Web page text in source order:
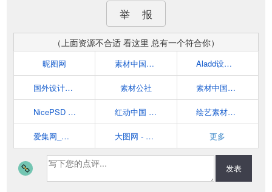
举 报
（上面资源不合适 看这里 总有一个符合你）
昵图网 素材中国_免费素材共享平台www.sccnn.com Aladd设计量贩铺 | 高品质设计、艺术、摄影、教程、插画类的分享平台
国外设计欣赏网站 - DOOOOR.com 素材公社 素材中国16素材网
NicePSD 优质设计素材下载站 红动中国 - 找设计！上红动 绘艺素材_素材,素材中国,图片素材,设计素材,矢量素材,素材网
爱集网_搜索国内外设计素材分享-发现图片创意设计灵感 大图网 - 影楼素材,PSD素材,矢量素材,高清图片素材,高品质设计素材共享 更多
发表